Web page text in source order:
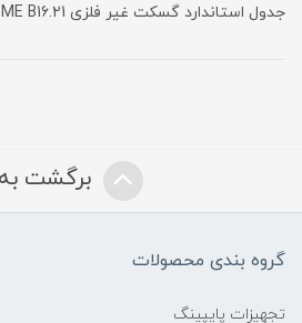
جدول استاندارد گسکت غیر فلزی ASME B16.21
برگشت به
گروه بندی محصولات
تجهیزات پایپینگ